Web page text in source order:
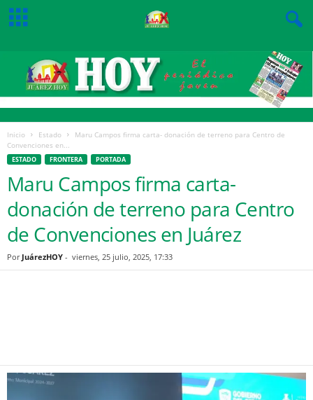
Inicio Estado
Maru Campos firma carta- donación de terreno para Centro de
Convenciones en...
ESTADO FRONTERA PORTADA
Maru Campos firma carta-
donación de terreno para Centro
de Convenciones en Juárez
Por JuárezHOY - viernes, 25 julio, 2025, 17:33